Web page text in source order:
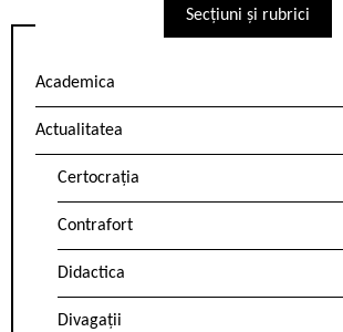
Secțiuni și rubrici
Academica
Actualitatea
Certocrația
Contrafort
Didactica
Divagații